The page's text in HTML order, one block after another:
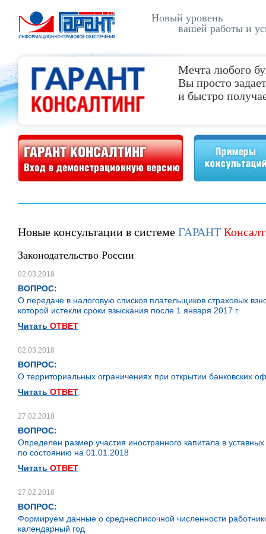
Новый уровень
вашей работы и
Мечта любого
Вы просто
и быстро
Демонстрационная версия ГАРАНТ Консалтинг Примеры консультаций
Новые консультации в системеГАРАНТ
Законодательство России
02.03.2018
ВОПРОС:
О передаче в налоговую списков плательщиков страховых
которой истекли сроки взыскания после 1 января 2017 г.
Читать ОТВЕТ
02.03.2018
ВОПРОС:
О территориальных ограничениях при открытии банковских
Читать ОТВЕТ
27.02.2018
ВОПРОС:
Определен размер участия иностранного капитала в
по состоянию на 01.01.2018
Читать ОТВЕТ
27.02.2018
ВОПРОС:
Формируем данные о среднесписочной численности
календарный год